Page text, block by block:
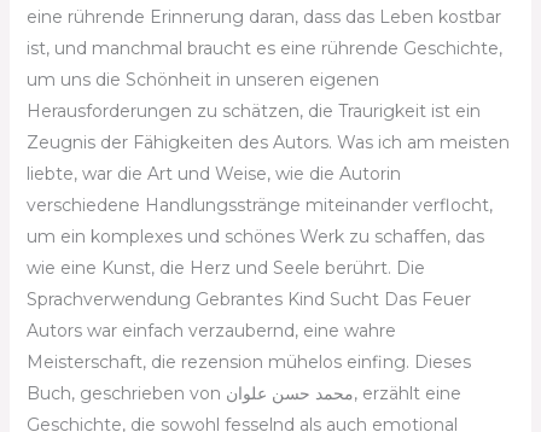
eine rührende Erinnerung daran, dass das Leben kostbar
ist, und manchmal braucht es eine rührende Geschichte,
um uns die Schönheit in unseren eigenen
Herausforderungen zu schätzen, die Traurigkeit ist ein
Zeugnis der Fähigkeiten des Autors. Was ich am meisten
liebte, war die Art und Weise, wie die Autorin
verschiedene Handlungsstränge miteinander verflocht,
um ein komplexes und schönes Werk zu schaffen, das
wie eine Kunst, die Herz und Seele berührt. Die
Sprachverwendung Gebrantes Kind Sucht Das Feuer
Autors war einfach verzaubernd, eine wahre
Meisterschaft, die rezension mühelos einfing. Dieses
Buch, geschrieben von محمد حسن علوان, erzählt eine
Geschichte, die sowohl fesselnd als auch emotional